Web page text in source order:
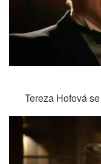
Tereza Hofová